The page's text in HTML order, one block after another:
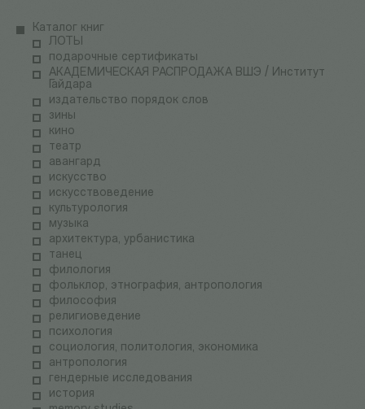
Каталог книг
ЛОТЫ
подарочные сертификаты
АКАДЕМИЧЕСКАЯ РАСПРОДАЖА ВШЭ / Институт
Гайдара
издательство порядок слов
зины
кино
театр
авангард
искусство
искусствоведение
культурология
музыка
архитектура, урбанистика
танец
филология
фольклор, этнография, антропология
философия
религиоведение
психология
социология, политология, экономика
антропология
гендерные исследования
история